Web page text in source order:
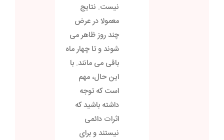
نیست. نتایج
معمولا در عرض
چند روز ظاهر می
شوند و تا چهار ماه
باقی می مانند. با
این حال، مهم
است که توجه
داشته باشید که
اثرات دائمی
نیستند و برای